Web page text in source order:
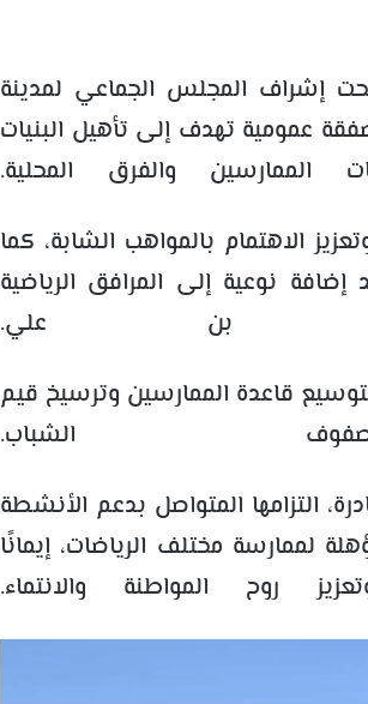
إشراف المجلس الجماعي لمدينة
عمومية تهدف إلى تأهيل البنيات
الممارسين والفرق المحلية.
الاهتمام بالمواهب الشابة، كما
نوعية إلى المرافق الرياضية
بن علي.
قاعدة الممارسين وترسيخ قيم
الشباب.
المتواصل بدعم الأنشطة
لممارسة مختلف الرياضات، إيمانًا
روح المواطنة والانتماء.